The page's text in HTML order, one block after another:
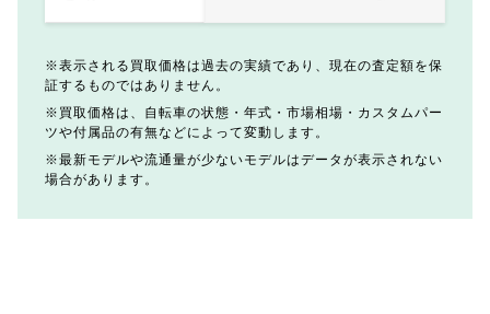
表示される買取価格は過去の実績であり、現在の査定額を保
証するものではありません。
買取価格は、自転車の状態・年式・市場相場・カスタムパー
ツや付属品の有無などによって変動します。
最新モデルや流通量が少ないモデルはデータが表示されない
場合があります。